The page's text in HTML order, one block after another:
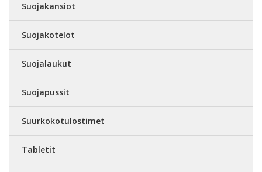
Suojakansiot
Suojakotelot
Suojalaukut
Suojapussit
Suurkokotulostimet
Tabletit